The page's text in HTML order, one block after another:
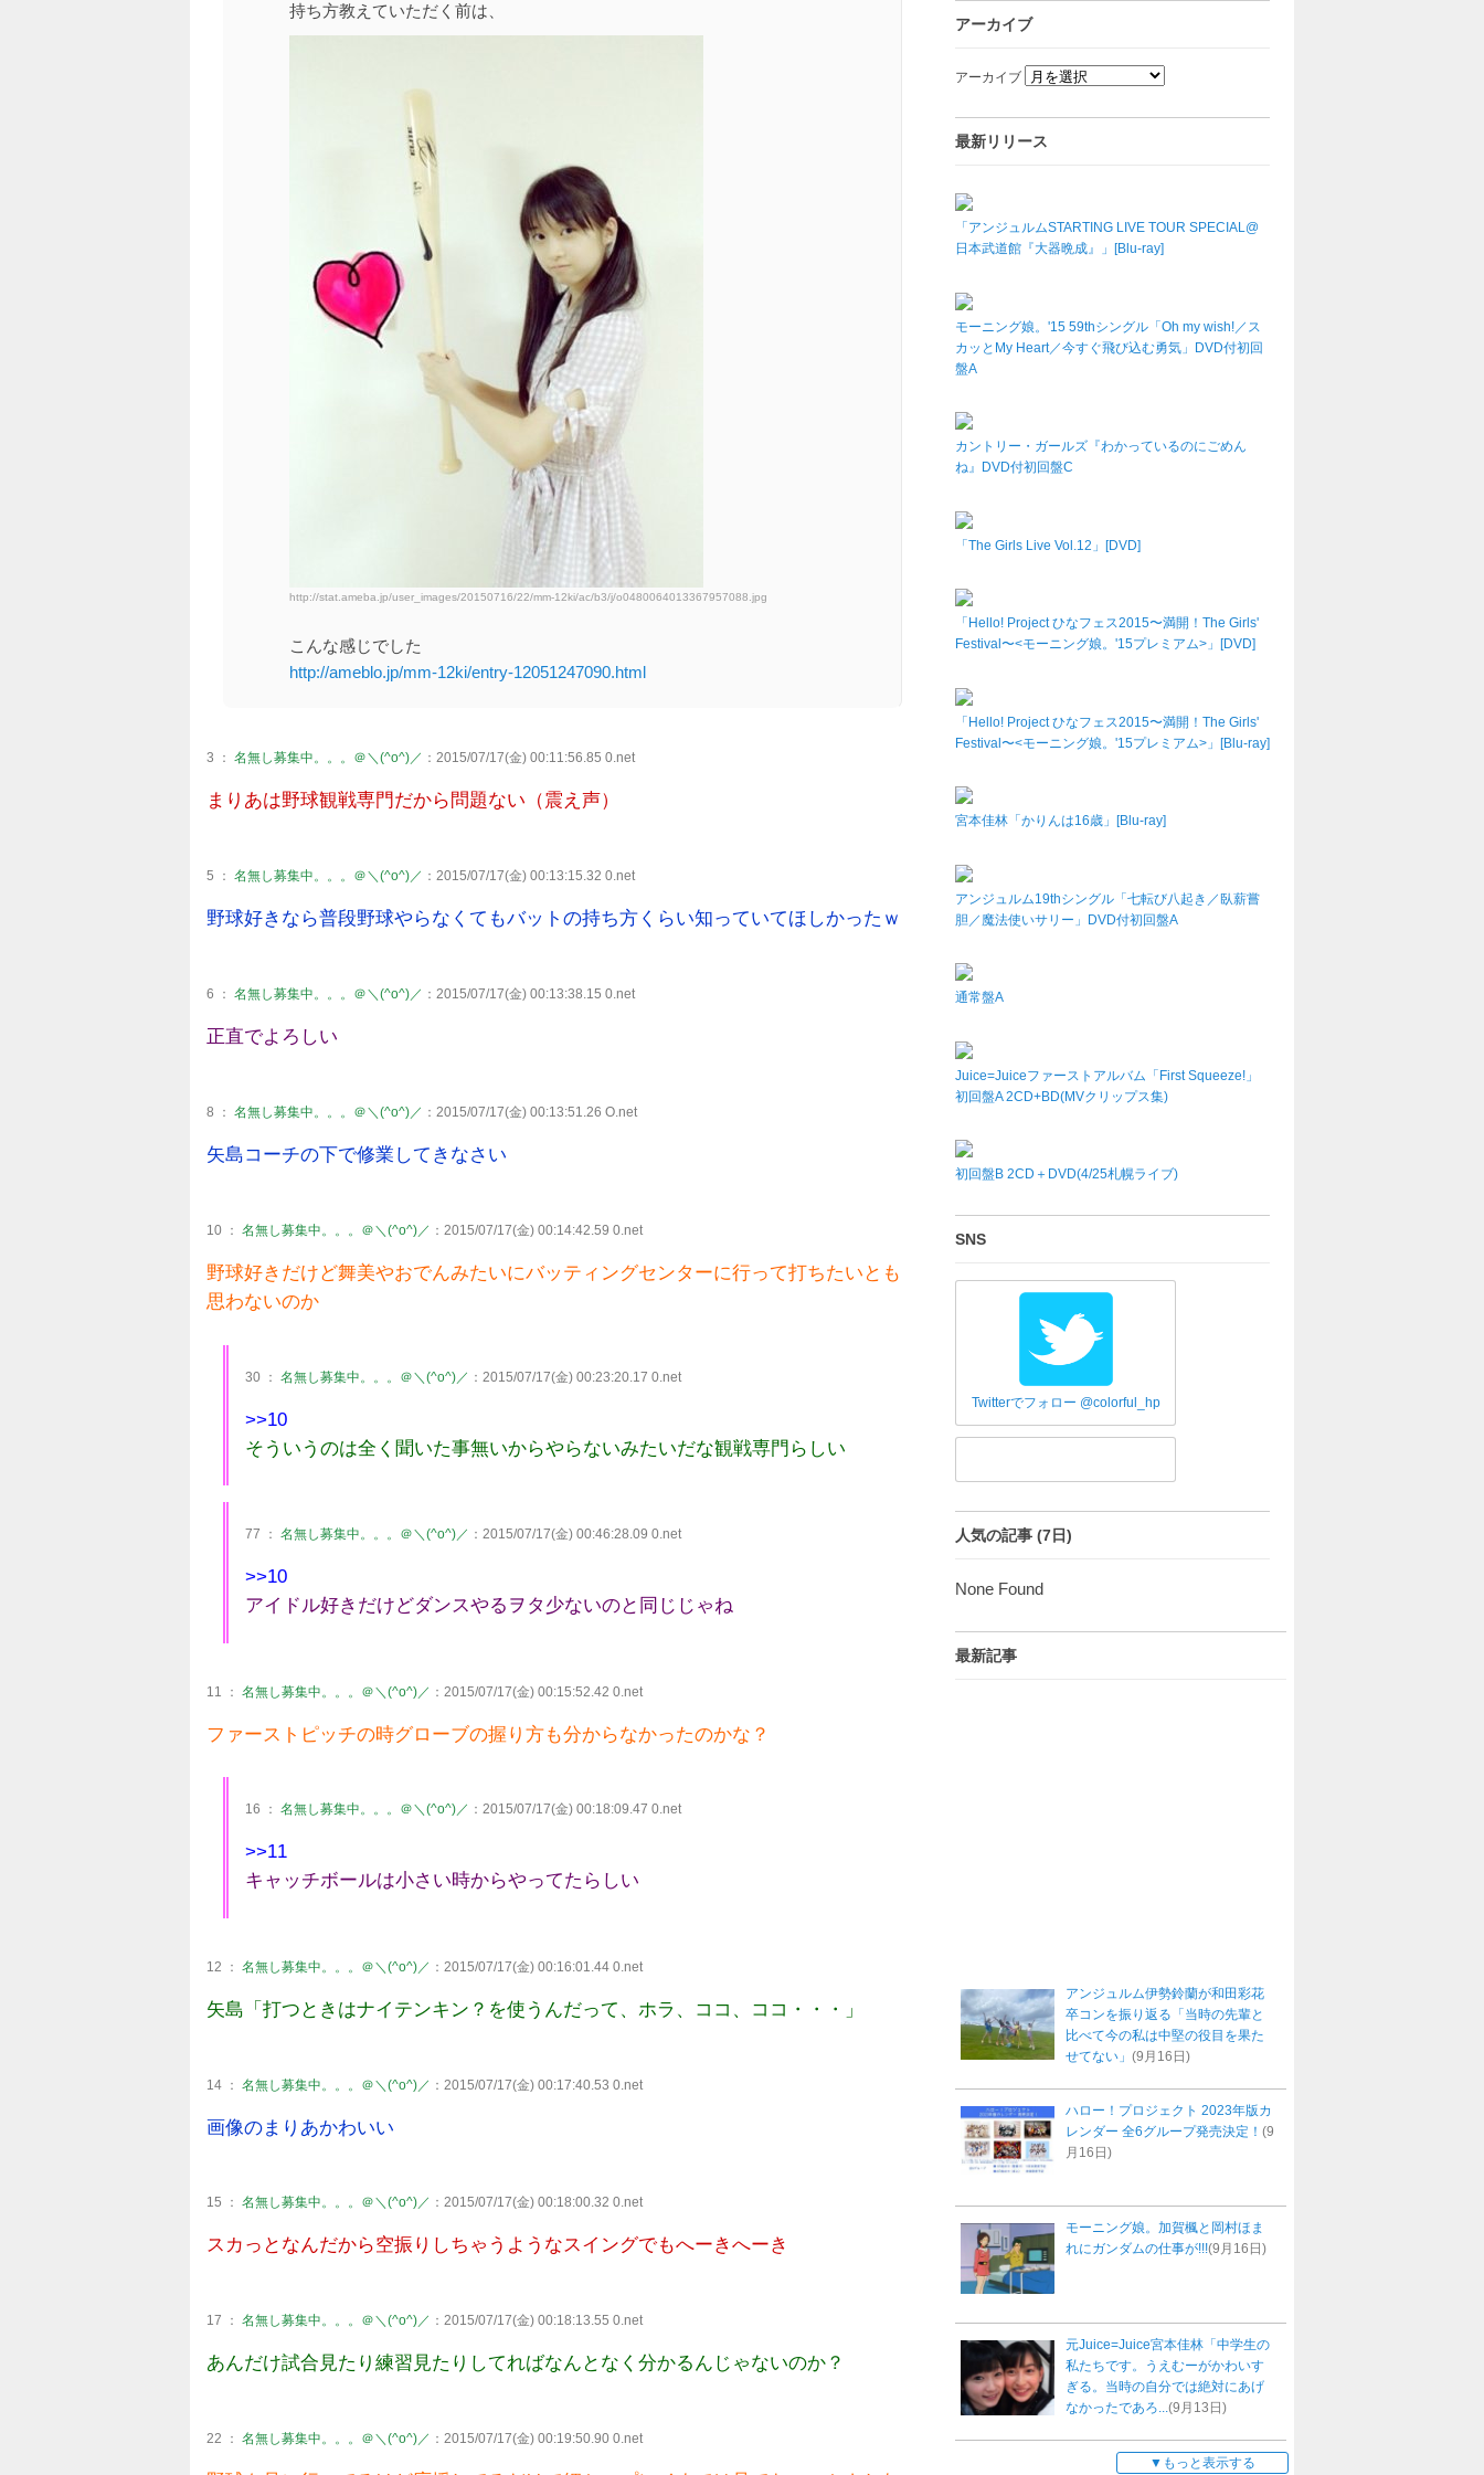
持ち方教えていただく前は、
http://stat.ameba.jp/user_images/20150716/22/mm-12ki/ac/b3/j/o0480064013367957088.jpg
こんな感じでした
http://ameblo.jp/mm-12ki/entry-12051247090.html
3 ： 名無し募集中。。。＠＼(^o^)／ ：2015/07/17(金) 00:11:56.85 0.net
まりあは野球観戦専門だから問題ない（震え声）
5 ： 名無し募集中。。。＠＼(^o^)／ ：2015/07/17(金) 00:13:15.32 0.net
野球好きなら普段野球やらなくてもバットの持ち方くらい知っていてほしかったｗ
6 ： 名無し募集中。。。＠＼(^o^)／ ：2015/07/17(金) 00:13:38.15 0.net
正直でよろしい
8 ： 名無し募集中。。。＠＼(^o^)／ ：2015/07/17(金) 00:13:51.26 O.net
矢島コーチの下で修業してきなさい
10 ： 名無し募集中。。。＠＼(^o^)／ ：2015/07/17(金) 00:14:42.59 0.net
野球好きだけど舞美やおでんみたいにバッティングセンターに行って打ちたいとも
思わないのか
30 ： 名無し募集中。。。＠＼(^o^)／ ：2015/07/17(金) 00:23:20.17 0.net
>>10
そういうのは全く聞いた事無いからやらないみたいだな観戦専門らしい
77 ： 名無し募集中。。。＠＼(^o^)／ ：2015/07/17(金) 00:46:28.09 0.net
>>10
アイドル好きだけどダンスやるヲタ少ないのと同じじゃね
11 ： 名無し募集中。。。＠＼(^o^)／ ：2015/07/17(金) 00:15:52.42 0.net
ファーストピッチの時グローブの握り方も分からなかったのかな？
16 ： 名無し募集中。。。＠＼(^o^)／ ：2015/07/17(金) 00:18:09.47 0.net
>>11
キャッチボールは小さい時からやってたらしい
12 ： 名無し募集中。。。＠＼(^o^)／ ：2015/07/17(金) 00:16:01.44 0.net
矢島「打つときはナイテンキン？を使うんだって、ホラ、ココ、ココ・・・」
14 ： 名無し募集中。。。＠＼(^o^)／ ：2015/07/17(金) 00:17:40.53 0.net
画像のまりあかわいい
15 ： 名無し募集中。。。＠＼(^o^)／ ：2015/07/17(金) 00:18:00.32 0.net
スカっとなんだから空振りしちゃうようなスイングでもへーきへーき
17 ： 名無し募集中。。。＠＼(^o^)／ ：2015/07/17(金) 00:18:13.55 0.net
あんだけ試合見たり練習見たりしてればなんとなく分かるんじゃないのか？
22 ： 名無し募集中。。。＠＼(^o^)／ ：2015/07/17(金) 00:19:50.90 0.net
アーカイブ
アーカイブ
最新リリース
「アンジュルムSTARTING LIVE TOUR SPECIAL@
日本武道館『大器晩成』」[Blu-ray]
モーニング娘。'15 59thシングル「Oh my wish!／ス
カッとMy Heart／今すぐ飛び込む勇気」DVD付初回
盤A
カントリー・ガールズ『わかっているのにごめん
ね』DVD付初回盤C
「The Girls Live Vol.12」[DVD]
「Hello! Project ひなフェス2015〜満開！The Girls'
Festival〜<モーニング娘。'15プレミアム>」[DVD]
「Hello! Project ひなフェス2015〜満開！The Girls'
Festival〜<モーニング娘。'15プレミアム>」[Blu-ray]
宮本佳林「かりんは16歳」[Blu-ray]
アンジュルム19thシングル「七転び八起き／臥薪嘗
胆／魔法使いサリー」DVD付初回盤A
通常盤A
Juice=Juiceファーストアルバム「First Squeeze!」
初回盤A 2CD+BD(MVクリップス集)
初回盤B 2CD＋DVD(4/25札幌ライブ)
SNS
Twitterでフォロー @colorful_hp
人気の記事 (7日)
None Found
最新記事
アンジュルム伊勢鈴蘭が和田彩花
卒コンを振り返る「当時の先輩と
比べて今の私は中堅の役目を果た
せてない」 (9月16日)
ハロー！プロジェクト 2023年版カ
レンダー 全6グループ発売決定！ (9
月16日)
モーニング娘。加賀楓と岡村ほま
れにガンダムの仕事が!!!(9月16日)
元Juice=Juice宮本佳林「中学生の
私たちです。うえむーがかわいす
ぎる。当時の自分では絶対にあげ
なかったであろ...(9月13日)
もっと表示する